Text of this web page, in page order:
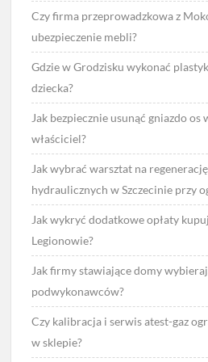
Czy firma przeprowadzkowa z
ubezpieczenie mebli?
Gdzie w Grodzisku wykonać
dziecka?
Jak bezpiecznie usunąć gniazdo os
właściciel?
Jak wybrać warsztat na
hydraulicznych w Szczecinie przy
Jak wykryć dodatkowe opłaty
Legionowie?
Jak firmy stawiające domy
podwykonawców?
Czy kalibracja i serwis atest-gaz
w sklepie?